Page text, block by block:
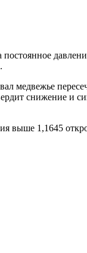
медвежье
снижение и
выше 1,1645